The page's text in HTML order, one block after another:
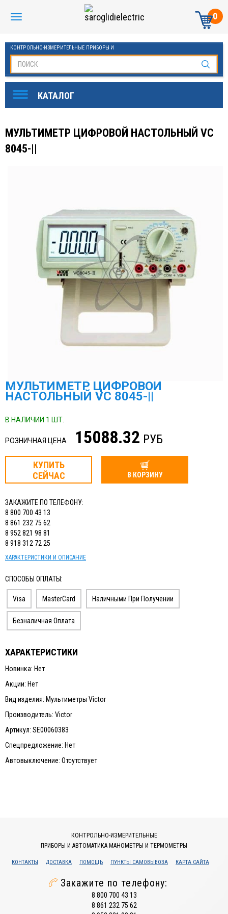
0
КОНТРОЛЬНО-ИЗМЕРИТЕЛЬНЫЕ ПРИБОРЫ И
МУЛЬТИМЕТР ЦИФРОВОЙ НАСТОЛЬНЫЙ VC
8045-||
МУЛЬТИМЕТР ЦИФРОВОЙ
НАСТОЛЬНЫЙ VC 8045-||
В НАЛИЧИИ 1 ШТ.
РОЗНИЧНАЯ ЦЕНА 15088.32 РУБ
КУПИТЬ
СЕЙЧАС
В КОРЗИНУ
ЗАКАЖИТЕ ПО ТЕЛЕФОНУ:
8 800 700 43 13
8 861 232 75 62
8 952 821 98 81
8 918 312 72 25
ХАРАКТЕРИСТИКИ И ОПИСАНИЕ
СПОСОБЫ ОПЛАТЫ:
Visa MasterCard Наличными При Получении
Безналичная Оплата
ХАРАКТЕРИСТИКИ
Новинка: Нет
Акции: Нет
Вид изделия: Мультиметры Victor
Производитель: Victor
Артикул: SE00060383
Спецпредложение: Нет
Автовыключение: Отсутствует
КОНТРОЛЬНО-ИЗМЕРИТЕЛЬНЫЕ
ПРИБОРЫ И АВТОМАТИКА МАНОМЕТРЫ И ТЕРМОМЕТРЫ
КОНТАКТЫ ДОСТАВКА ПОМОЩЬ ПУНКТЫ САМОВЫВОЗА КАРТА САЙТА
Закажите по телефону:
8 800 700 43 13
8 861 232 75 62